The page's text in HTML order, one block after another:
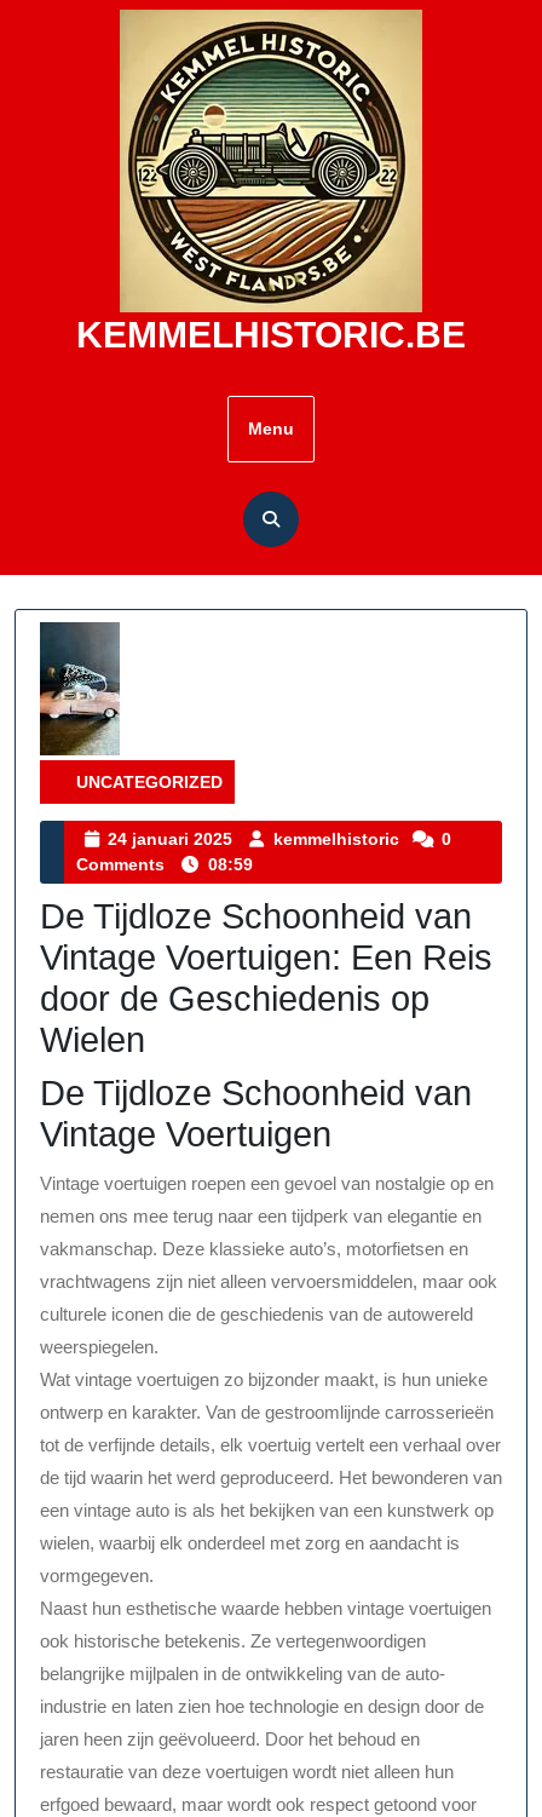
KEMMELHISTORIC.BE
Menu
UNCATEGORIZED
Category
24 januari 2025
24
januari
2025
kemmelhistoric kemmelhistoric
0
Comments
08:59
De Tijdloze Schoonheid van
Vintage Voertuigen: Een Reis
door de Geschiedenis op
Wielen
De Tijdloze Schoonheid van
Vintage Voertuigen
Vintage voertuigen roepen een gevoel van nostalgie op en
nemen ons mee terug naar een tijdperk van elegantie en
vakmanschap. Deze klassieke auto’s, motorfietsen en
vrachtwagens zijn niet alleen vervoersmiddelen, maar ook
culturele iconen die de geschiedenis van de autowereld
weerspiegelen.
Wat vintage voertuigen zo bijzonder maakt, is hun unieke
ontwerp en karakter. Van de gestroomlijnde carrosserieën
tot de verfijnde details, elk voertuig vertelt een verhaal over
de tijd waarin het werd geproduceerd. Het bewonderen van
een vintage auto is als het bekijken van een kunstwerk op
wielen, waarbij elk onderdeel met zorg en aandacht is
vormgegeven.
Naast hun esthetische waarde hebben vintage voertuigen
ook historische betekenis. Ze vertegenwoordigen
belangrijke mijlpalen in de ontwikkeling van de auto-
industrie en laten zien hoe technologie en design door de
jaren heen zijn geëvolueerd. Door het behoud en
restauratie van deze voertuigen wordt niet alleen hun
erfgoed bewaard, maar wordt ook respect getoond voor